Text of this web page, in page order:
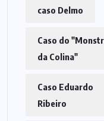
caso Delmo
Caso do
da Colina"
Caso Eduardo
Ribeiro